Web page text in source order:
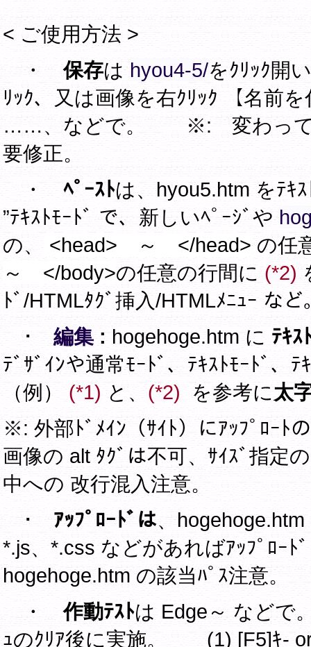
< ご使用方法 >
・保存はhyou4-5/をｸﾘｯｸ開
ﾘｯｸ、又は画像を右ｸﾘｯｸ 【名前
……、などで。 ※: 変わってし
要修正。
・ﾍﾟｰｽﾄは、hyou5.htm をﾃｷ
”ﾃｷｽﾄﾓｰﾄﾞ で、新しいﾍﾟｰｼﾞや
の、
<head> ～ </head>の任
～ </body>の任意の行間に (*2)
ﾄﾞ/HTMLﾀｸﾞ挿入/HTMLﾒﾆｭｰ など
･ 編集:hogehoge.htm に ﾃｷｽ
ﾃﾞｻﾞｲﾝや通常ﾓｰﾄﾞ、ﾃｷｽﾄﾓｰﾄﾞ、ﾃ
（例） (*1)と、 (*2) を参考に太
※: 外部ﾄﾞﾒｲﾝ（ｻｲﾄ）にｱｯﾌﾟﾛ
画像の alt ﾀｸﾞは不可、ｻｲｽﾞ指
中への 改行混入注意。
･ ｱｯﾌﾟﾛｰﾄﾞは、
*.js、*.css などがあればｱｯﾌﾟﾛ
hogehoge.htm の該当ﾊﾟｽ注意。
・作動ﾃｽﾄは Edge～ など
ｭのｸﾘｱ後に実施。 (1) [F5]ｷ- or